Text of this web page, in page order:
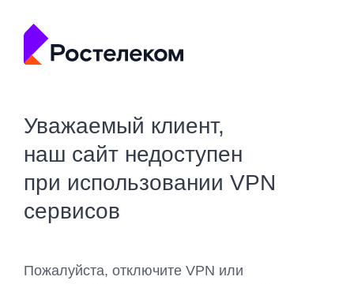
Уважаемый клиент,
наш сайт недоступен
при использовании VPN
сервисов
Пожалуйста, отключите VPN или